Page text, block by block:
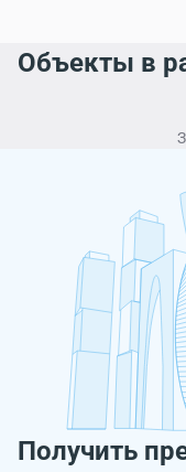
Объекты в
Получить